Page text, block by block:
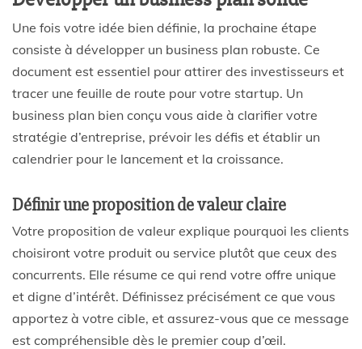
Une fois votre idée bien définie, la prochaine étape
consiste à développer un business plan robuste. Ce
document est essentiel pour attirer des investisseurs et
tracer une feuille de route pour votre startup. Un
business plan bien conçu vous aide à clarifier votre
stratégie d’entreprise, prévoir les défis et établir un
calendrier pour le lancement et la croissance.
Définir une proposition de valeur claire
Votre proposition de valeur explique pourquoi les clients
choisiront votre produit ou service plutôt que ceux des
concurrents. Elle résume ce qui rend votre offre unique
et digne d’intérêt. Définissez précisément ce que vous
apportez à votre cible, et assurez-vous que ce message
est compréhensible dès le premier coup d’œil.